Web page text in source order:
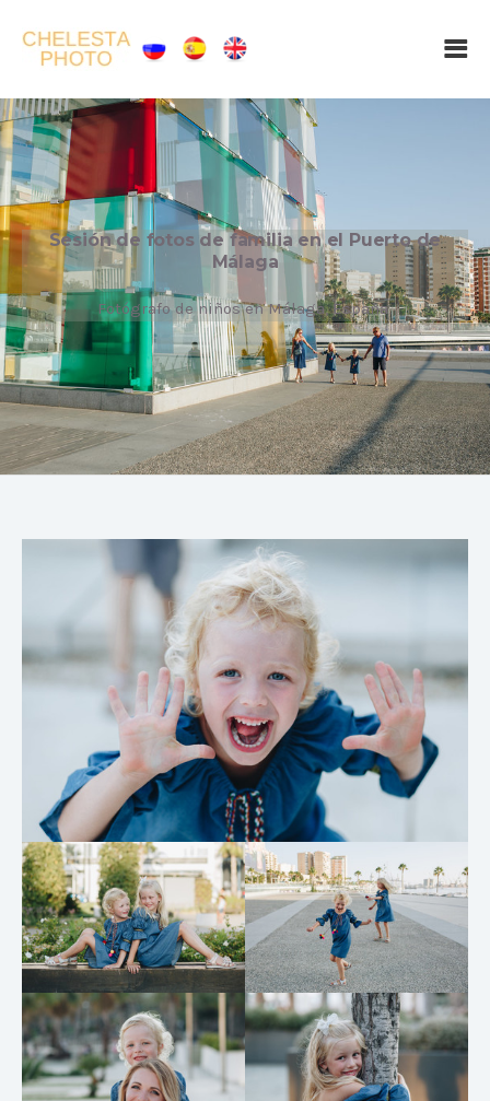
Sesión de fotos de familia en el Puerto de
Málaga
Fotógrafo de niños en Málaga, España